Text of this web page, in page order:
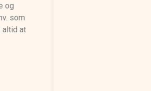
og
som
altid at